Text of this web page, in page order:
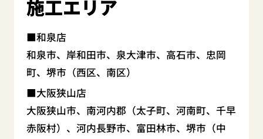
施工エリア
和泉店
和泉市、岸和田市、泉大津市、高石市、忠岡
町、堺市（西区、南区）
大阪狭山店
大阪狭山市、南河内郡（太子町、河南町、千早
赤阪村）、河内長野市、富田林市、堺市（中